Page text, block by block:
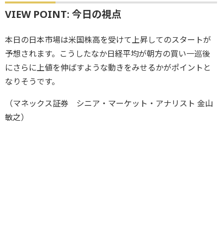
VIEW POINT: 今日の視点
本日の日本市場は米国株高を受けて上昇してのスタートが
予想されます。こうしたなか日経平均が朝方の買い一巡後
にさらに上値を伸ばすような動きをみせるかがポイントと
なりそうです。
（マネックス証券 シニア・マーケット・アナリスト 金山
敏之）